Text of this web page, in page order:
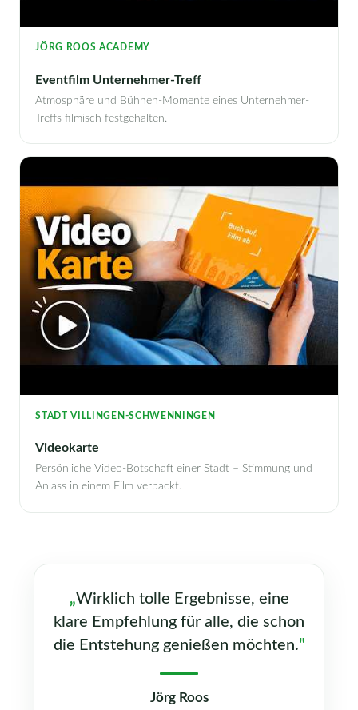
JÖRG ROOS ACADEMY
Eventfilm Unternehmer-Treff
Atmosphäre und Bühnen-Momente eines Unternehmer-
Treffs filmisch festgehalten.
STADT VILLINGEN-SCHWENNINGEN
Videokarte
Persönliche Video-Botschaft einer Stadt – Stimmung und
Anlass in einem Film verpackt.
„Wirklich tolle Ergebnisse, eine
klare Empfehlung für alle, die schon
die Entstehung genießen möchten."
Jörg Roos